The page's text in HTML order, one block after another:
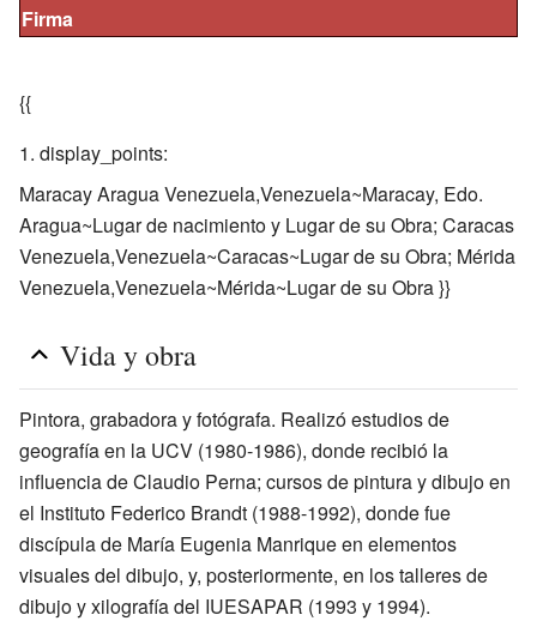
Firma
{{
display_points:
Maracay Aragua Venezuela,Venezuela~Maracay, Edo.
Aragua~Lugar de nacimiento y Lugar de su Obra; Caracas
Venezuela,Venezuela~Caracas~Lugar de su Obra; Mérida
Venezuela,Venezuela~Mérida~Lugar de su Obra }}
Vida y obra
Pintora, grabadora y fotógrafa. Realizó estudios de
geografía en la UCV (1980-1986), donde recibió la
influencia de Claudio Perna; cursos de pintura y dibujo en
el Instituto Federico Brandt (1988-1992), donde fue
discípula de María Eugenia Manrique en elementos
visuales del dibujo, y, posteriormente, en los talleres de
dibujo y xilografía del IUESAPAR (1993 y 1994).